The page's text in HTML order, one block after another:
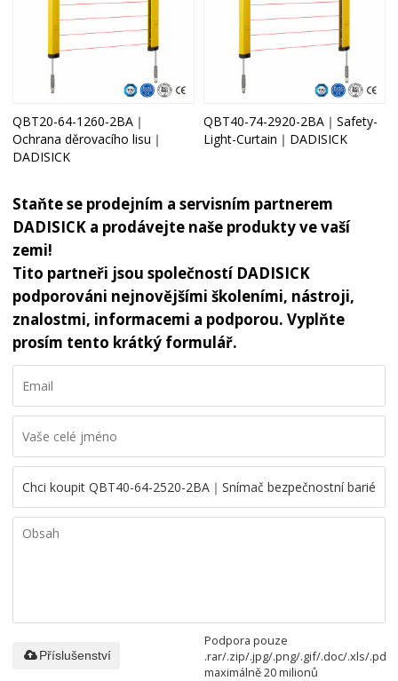
QBT20-64-1260-2BA｜
Ochrana děrovacího lisu｜
DADISICK
QBT40-74-2920-2BA｜Safety-
Light-Curtain｜DADISICK
Staňte se prodejním a servisním partnerem
DADISICK a prodávejte naše produkty ve vaší
zemi!
Tito partneři jsou společností DADISICK
podporováni nejnovějšími školeními, nástroji,
znalostmi, informacemi a podporou. Vyplňte
prosím tento krátký formulář.
Podpora pouze
.rar/.zip/.jpg/.png/.gif/.doc/.xls/.pdf,
maximálně 20 milionů
Příslušenství